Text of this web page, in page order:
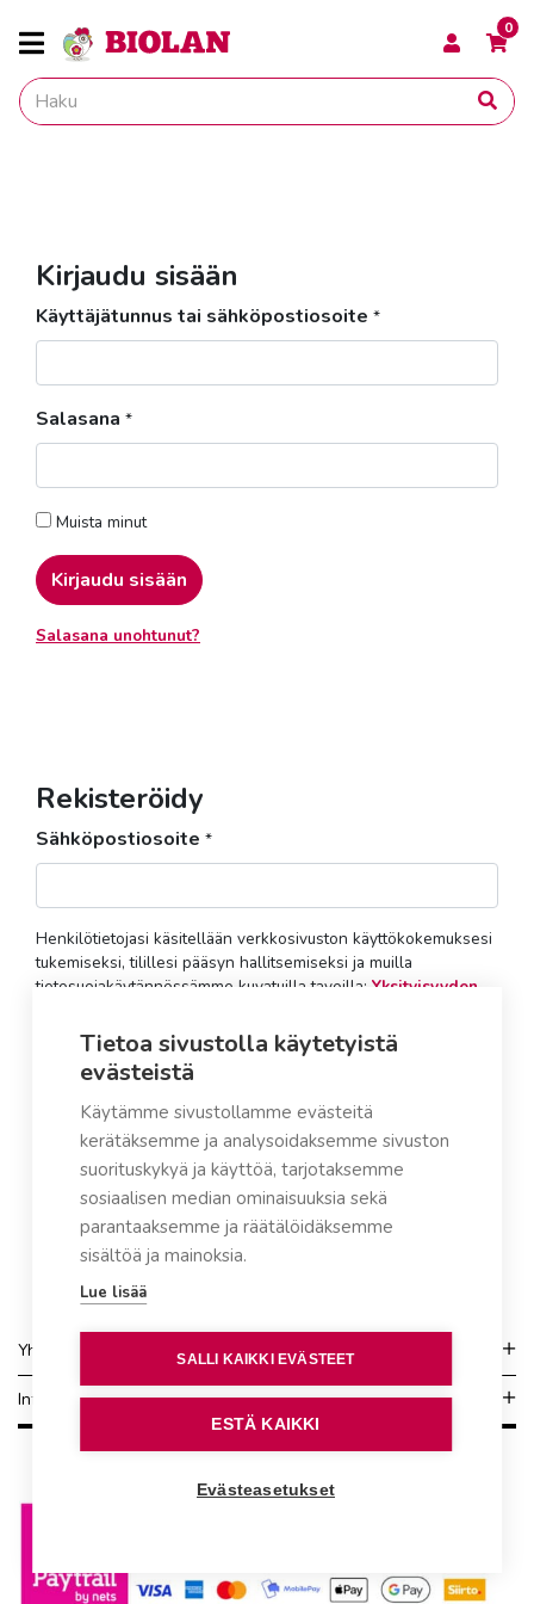
0
Kirjaudu sisään
Käyttäjätunnus tai sähköpostiosoite *
Salasana *
Muista minut
Kirjaudu sisään
Salasana unohtunut?
Rekisteröidy
Sähköpostiosoite *
Henkilötietojasi käsitellään verkkosivuston käyttökokemuksesi
tukemiseksi, tilillesi pääsyn hallitsemiseksi ja muilla
tietosuojakäytännössämme kuvatuilla tavoilla: Yksityisyyden
Rekisteröidy
Yhteydenotto
Info
Tietoa sivustolla käytetyistä
evästeistä
Käytämme sivustollamme evästeitä
kerätäksemme ja analysoidaksemme sivuston
suorituskykyä ja käyttöä, tarjotaksemme
sosiaalisen median ominaisuuksia sekä
parantaaksemme ja räätälöidäksemme
sisältöä ja mainoksia.
Lue lisää
SALLI KAIKKI EVÄSTEET
ESTÄ KAIKKI
Evästeasetukset